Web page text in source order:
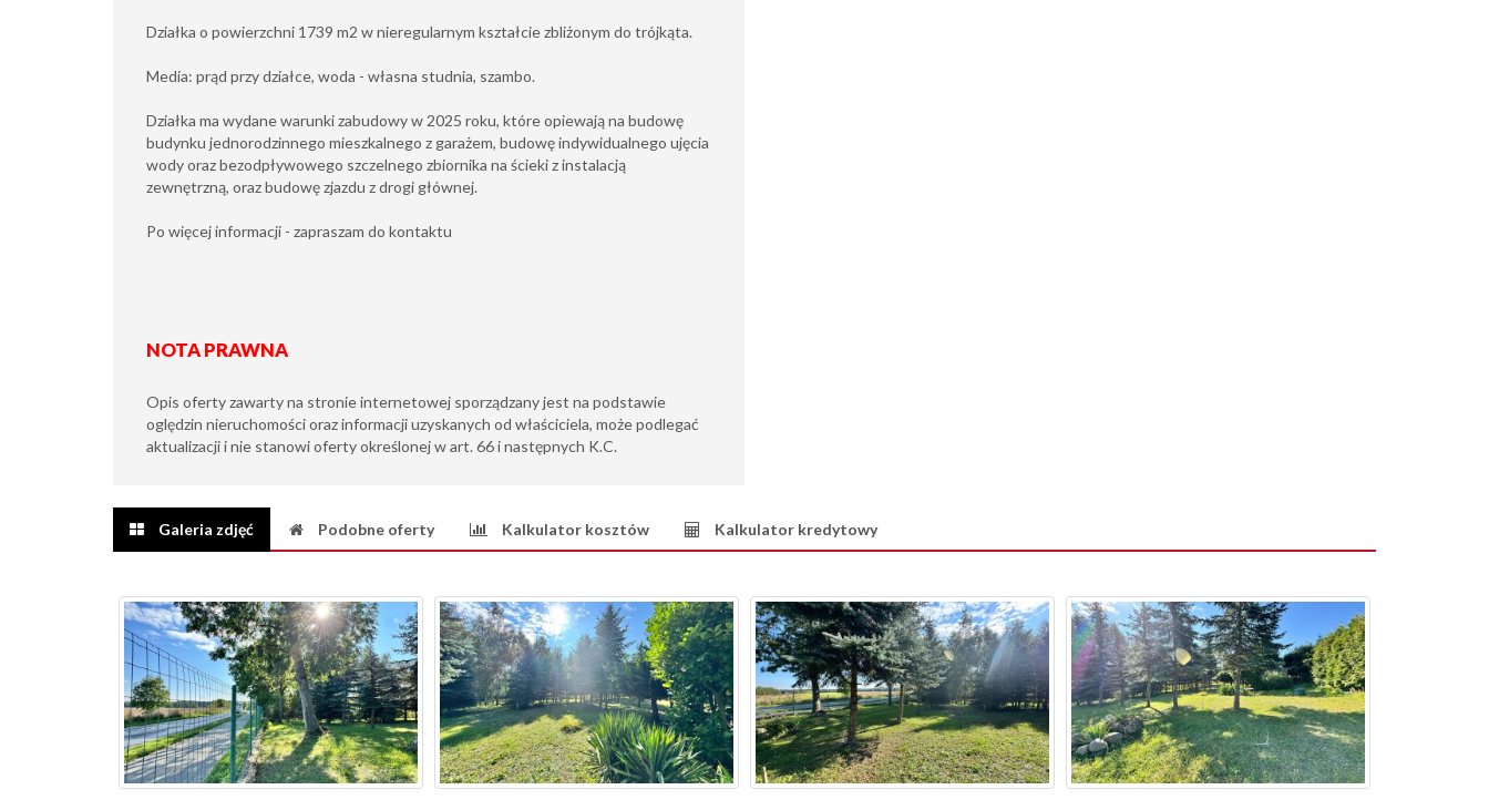
Działka o powierzchni 1739 m2 w nieregularnym kształcie zbliżonym do trójkąta.
Media: prąd przy działce, woda - własna studnia, szambo.
Działka ma wydane warunki zabudowy w 2025 roku, które opiewają na budowę
budynku jednorodzinnego mieszkalnego z garażem, budowę indywidualnego ujęcia
wody oraz bezodpływowego szczelnego zbiornika na ścieki z instalacją
zewnętrzną, oraz budowę zjazdu z drogi głównej.
Po więcej informacji - zapraszam do kontaktu
NOTA PRAWNA
Opis oferty zawarty na stronie internetowej sporządzany jest na podstawie
oględzin nieruchomości oraz informacji uzyskanych od właściciela, może podlegać
aktualizacji i nie stanowi oferty określonej w art. 66 i następnych K.C.
Galeria zdjęć Podobne oferty Kalkulator kosztów Kalkulator kredytowy